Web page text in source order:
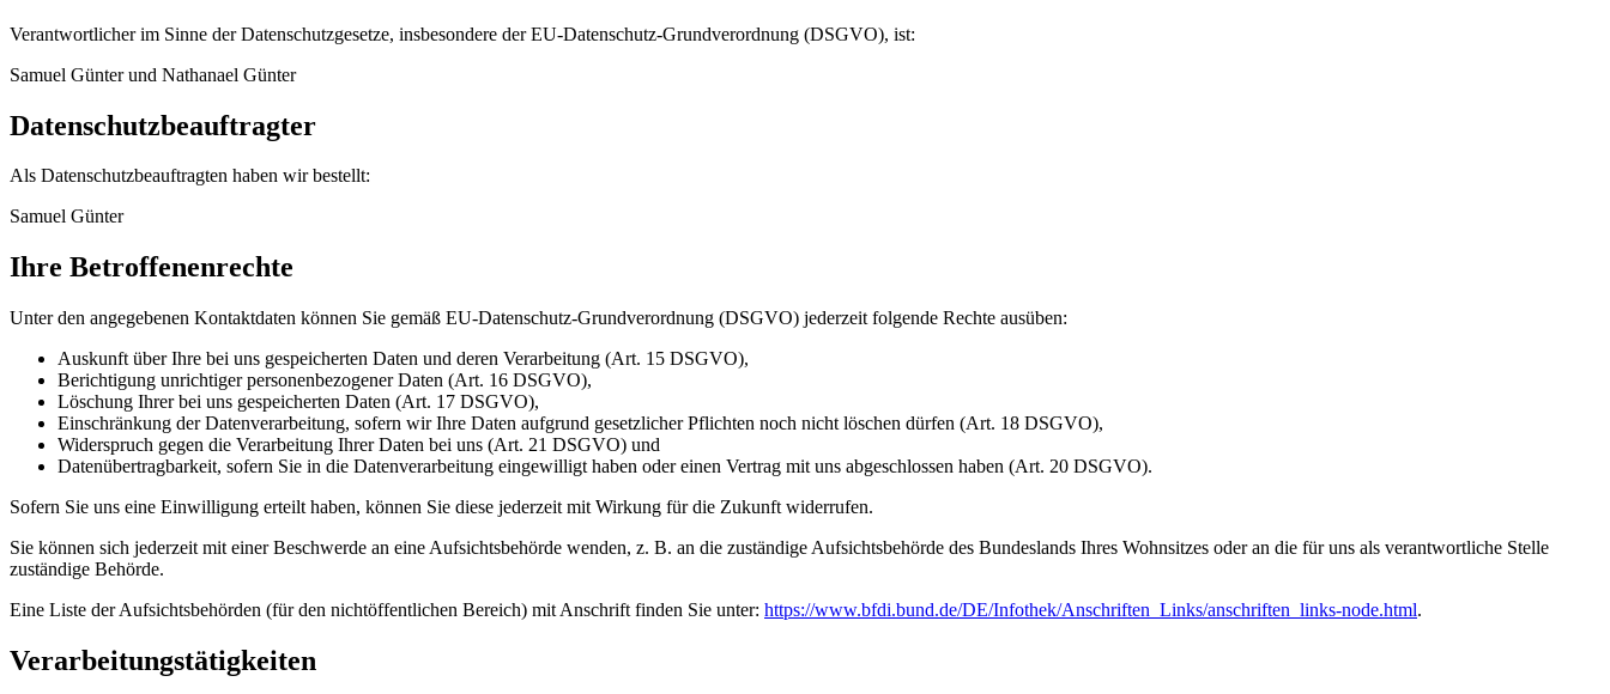
Verantwortlicher im Sinne der Datenschutzgesetze, insbesondere der EU-Datenschutz-Grundverordnung (DSGVO), ist:
Samuel Günter und Nathanael Günter
Datenschutzbeauftragter
Als Datenschutzbeauftragten haben wir bestellt:
Samuel Günter
Ihre Betroffenenrechte
Unter den angegebenen Kontaktdaten können Sie gemäß EU-Datenschutz-Grundverordnung (DSGVO) jederzeit folgende Rechte ausüben:
Auskunft über Ihre bei uns gespeicherten Daten und deren Verarbeitung (Art. 15 DSGVO),
Berichtigung unrichtiger personenbezogener Daten (Art. 16 DSGVO),
Löschung Ihrer bei uns gespeicherten Daten (Art. 17 DSGVO),
Einschränkung der Datenverarbeitung, sofern wir Ihre Daten aufgrund gesetzlicher Pflichten noch nicht löschen dürfen (Art. 18 DSGVO),
Widerspruch gegen die Verarbeitung Ihrer Daten bei uns (Art. 21 DSGVO) und
Datenübertragbarkeit, sofern Sie in die Datenverarbeitung eingewilligt haben oder einen Vertrag mit uns abgeschlossen haben (Art. 20 DSGVO).
Sofern Sie uns eine Einwilligung erteilt haben, können Sie diese jederzeit mit Wirkung für die Zukunft widerrufen.
Sie können sich jederzeit mit einer Beschwerde an eine Aufsichtsbehörde wenden, z. B. an die zuständige Aufsichtsbehörde des Bundeslands Ihres Wohnsitzes oder an die für uns als verantwortliche Stelle
zuständige Behörde.
Eine Liste der Aufsichtsbehörden (für den nichtöffentlichen Bereich) mit Anschrift finden Sie unter: https://www.bfdi.bund.de/DE/Infothek/Anschriften_Links/anschriften_links-node.html.
Verarbeitungstätigkeiten